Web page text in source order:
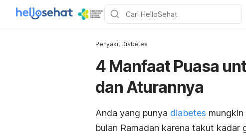
Penyakit Diabetes
4 Manfaat Puasa
dan Aturannya
Anda yang punya diabetes
bulan Ramadan karena takut kadar